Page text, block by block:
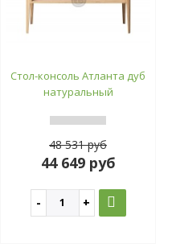
Стол-консоль Атланта дуб
натуральный
48 531 руб
44 649 руб